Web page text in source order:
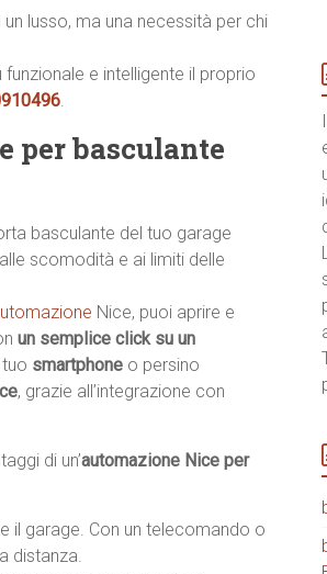
un lusso, ma una necessità per chi
e intelligente il proprio
.
per basculante
basculante del tuo garage
scomodità e ai limiti delle
Nice, puoi aprire e
un semplice click su un
smartphone o persino
, grazie all’integrazione con
di un’automazione Nice per
il garage. Con un telecomando o
distanza.